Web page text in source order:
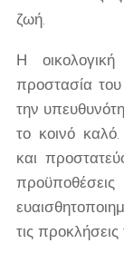
ζωή.
Η
προστασία
την
το κοινό
και
τις